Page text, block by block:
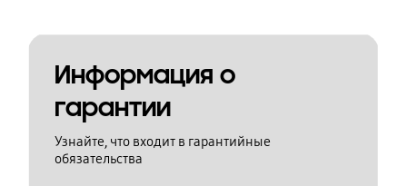
Информация о
гарантии
Узнайте, что входит в гарантийные
обязательства